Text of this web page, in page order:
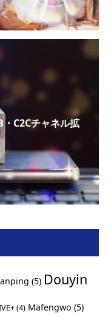
C2Cチャネル拡
(5) Douyin
(4) Mafengwo (5)